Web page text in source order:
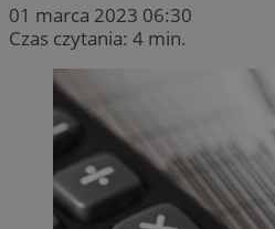
01 marca 2023 06:30
Czas czytania: 4 min.